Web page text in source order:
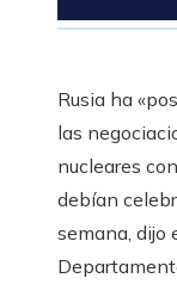
Rusia ha
las
nucleares
debían
semana, dijo